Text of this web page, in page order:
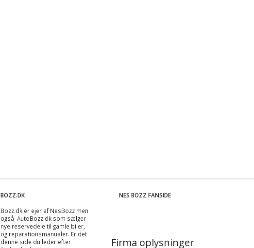
BOZZ.DK
Bozz.dk er ejer af NesBozz men
også AutoBozz.dk som sælger
nye reservedele til gamle biler,
og reparationsmanualer. Er det
denne side du leder efter
NES BOZZ FANSIDE
Firma oplysninger